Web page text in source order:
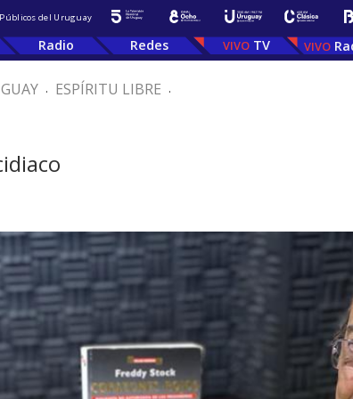
del Uruguay
Radio Redes TV
. ESPÍRITU LIBRE .